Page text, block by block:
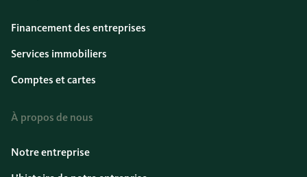
Financement des entreprises
Services immobiliers
Comptes et cartes
À propos de nous
Notre entreprise